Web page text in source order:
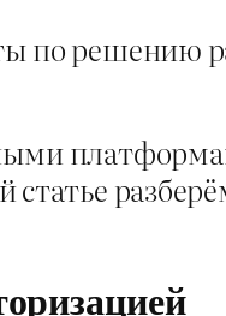
по решению
статье